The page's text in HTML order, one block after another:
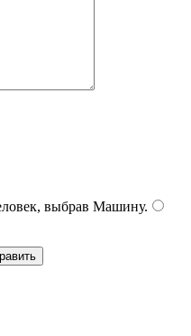
выбрав Машину.